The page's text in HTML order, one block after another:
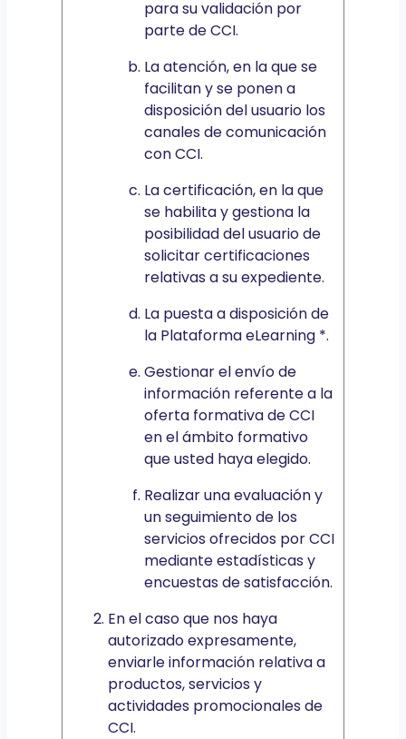
para su validación por
parte de CCI.
La atención, en la que se
facilitan y se ponen a
disposición del usuario los
canales de comunicación
con CCI.
La certificación, en la que
se habilita y gestiona la
posibilidad del usuario de
solicitar certificaciones
relativas a su expediente.
La puesta a disposición de
la Plataforma eLearning *.
Gestionar el envío de
información referente a la
oferta formativa de CCI
en el ámbito formativo
que usted haya elegido.
Realizar una evaluación y
un seguimiento de los
servicios ofrecidos por CCI
mediante estadísticas y
encuestas de satisfacción.
En el caso que nos haya
autorizado expresamente,
enviarle información relativa a
productos, servicios y
actividades promocionales de
CCI.